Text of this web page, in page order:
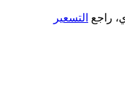
راجع التسعير